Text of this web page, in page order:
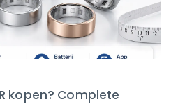
kopen? Complete